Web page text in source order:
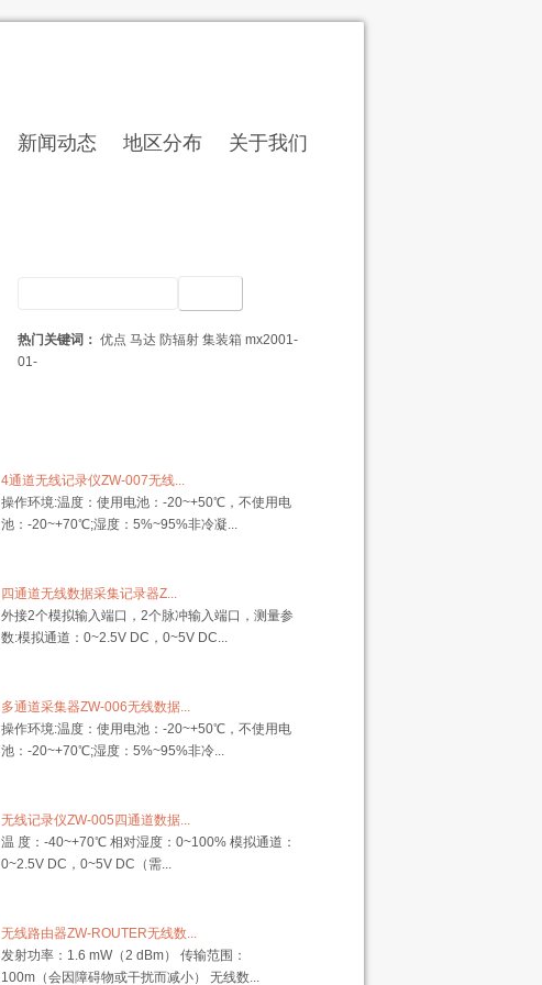
新闻动态 地区分布 关于我们
热门关键词： 优点 马达 防辐射 集装箱 mx2001-
01-
4通道无线记录仪ZW-007无线...
操作环境:温度：使用电
池：-20~+50℃，不使用电
四通道无线数据采集记录器Z...
DC，0~5V DC...
池：-20~+70℃;湿度：5%~95%非冷...
0~2.5V DC，0~5V DC（需...